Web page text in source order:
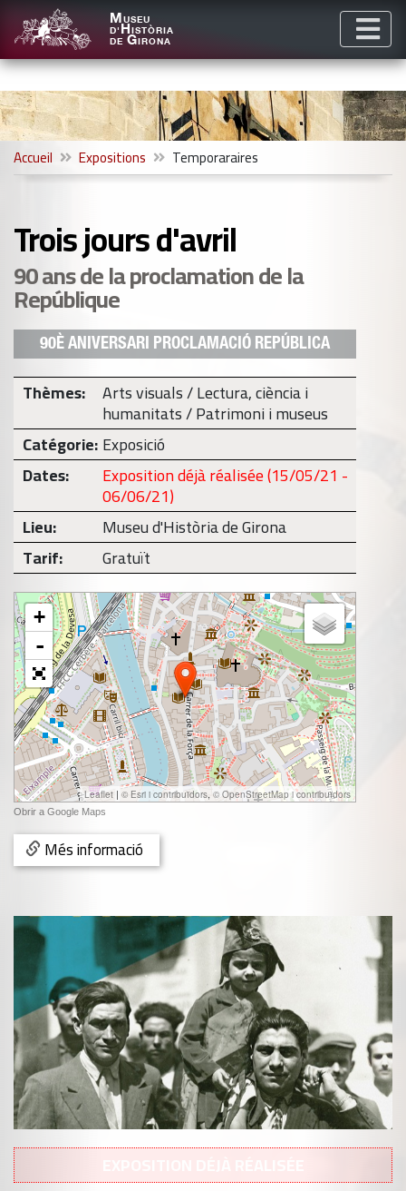
MUSEU
D'HISTÒRIA
DE GIRONA
Accueil Expositions Temporaraires
Trois jours d'avril
90 ans de la proclamation de la
Repúblique
90È ANIVERSARI PROCLAMACIÓ REPÚBLICA
Thèmes: Arts visuals / Lectura, ciència i
humanitats / Patrimoni i museus
Catégorie:Exposició
Dates:
Exposition déjà réalisée (15/05/21 -
06/06/21)
Lieu:
Museu d'Història de Girona
Tarif:
Gratuït
Més informació